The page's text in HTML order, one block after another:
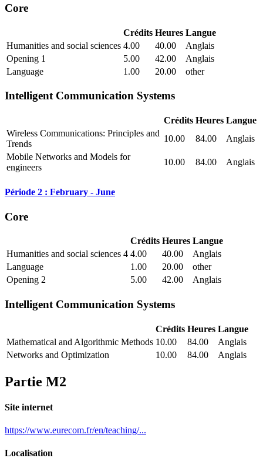
Core
Crédits Heures Langue
Humanities and social sciences 4.00 40.00
Anglais
Opening 1
5.00 42.00
Anglais
Language
1.00 20.00 other
Intelligent Communication Systems
Crédits Heures Langue
Wireless Communications: Principles and
Trends
10.00 84.00
Anglais
Mobile Networks and Models for
engineers
10.00 84.00 Anglais
Période 2 : February - June
Core
Crédits Heures Langue
Humanities and social sciences 4 4.00 40.00
Anglais
Language
1.00 20.00
other
Opening 2
5.00 42.00 Anglais
Intelligent Communication Systems
Crédits Heures Langue
Mathematical and Algorithmic Methods 10.00 84.00
Anglais
Networks and Optimization
10.00 84.00 Anglais
Partie M2
Site internet
https://www.eurecom.fr/en/teaching/...
Localisation